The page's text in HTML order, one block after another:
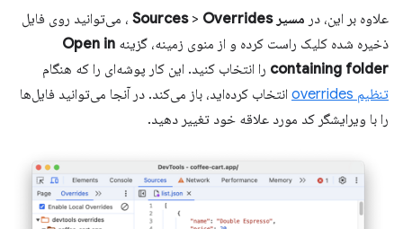
علاوه بر این، در مسیر Sources > Overrides
، می‌توانید روی فایل
ذخیره شده کلیک راست کرده و از منوی زمینه، گزینه Open in
containing folder را انتخاب کنید. این کار پوشه‌ای را که هنگام
تنظیم overrides
انتخاب کرده‌اید، باز می‌کند. در آنجا می‌توانید فایل‌ها
را با ویرایشگر کد مورد علاقه خود تغییر دهید.